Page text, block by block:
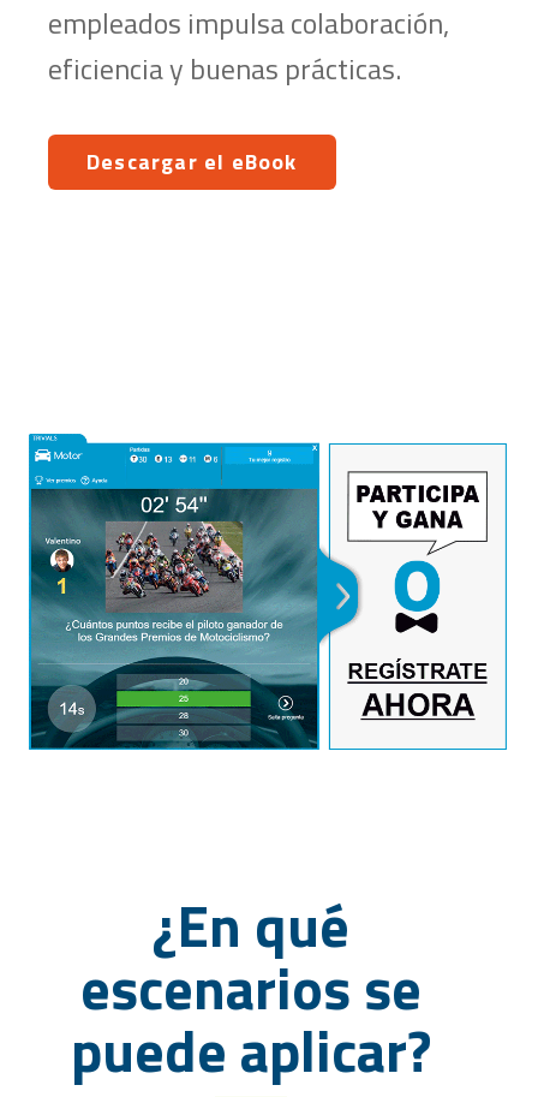
empleados impulsa colaboración,
eficiencia y buenas prácticas.
Descargar el eBook
¿En qué
escenarios se
puede aplicar?